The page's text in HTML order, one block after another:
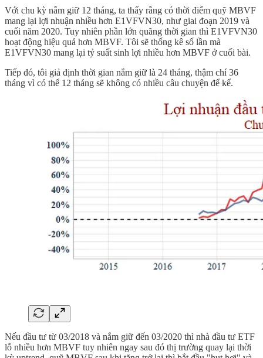
Với chu kỳ nắm giữ 12 tháng, ta thấy rằng có thời điểm quỹ MBVF
mang lại lợi nhuận nhiều hơn E1VFVN30, như giai đoạn 2019 và
cuối năm 2020. Tuy nhiên phần lớn quãng thời gian thì E1VFVN30
hoạt động hiệu quả hơn MBVF. Tôi sẽ thống kê số lần mà
E1VFVN30 mang lại tỷ suất sinh lợi nhiều hơn MBVF ở cuối bài.
Tiếp đó, tôi giả định thời gian nắm giữ là 24 tháng, thậm chí 36
tháng vì có thể 12 tháng sẽ không có nhiều câu chuyện để kể.
Nếu đầu tư từ 03/2018 và nắm giữ đến 03/2020 thì nhà đầu tư ETF
lỗ nhiều hơn MBVF tuy nhiên ngay sau đó thị trường quay lại thời